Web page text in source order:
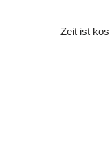
Zeit ist